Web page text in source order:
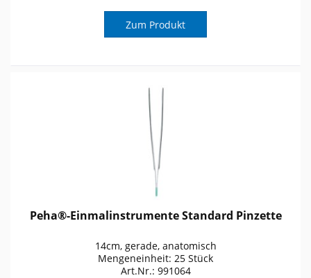
Zum Produkt
Peha®-Einmalinstrumente Standard Pinzette
14cm, gerade, anatomisch
Mengeneinheit: 25 Stück
Art.Nr.: 991064